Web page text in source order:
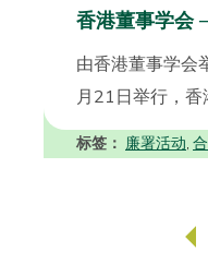
香港董事学会
由香港董事学会
月21日举行，香
标签： 廉署活动,